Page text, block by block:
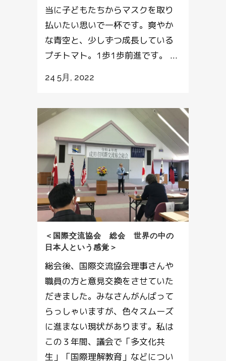
当に子どもたちからマスクを取り
払いたい思いで一杯です。爽やか
な青空と、少しずつ成長している
プチトマト。1歩1歩前進です。 ...
24 5月, 2022
＜国際交流協会 総会 世界の中の
日本人という感覚＞
総会後、国際交流協会理事さんや
職員の方と意見交換をさせていた
だきました。みなさんがんばって
らっしゃいますが、色々スムーズ
に進まない現状があります。私は
この３年間、議会で「多文化共
生」「国際理解教育」などについ